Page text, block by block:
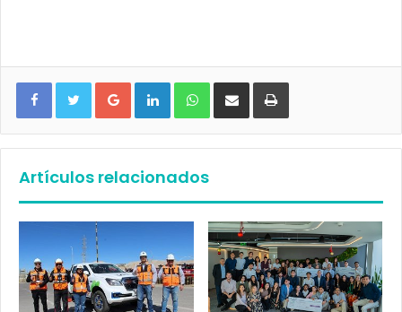
Google+ LinkedIn WhatsApp
Artículos relacionados